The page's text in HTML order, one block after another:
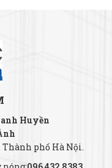
Huyền
Thành phố Hà Nội.